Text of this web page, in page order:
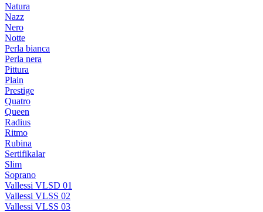
Natura
Nazz
Nero
Notte
Perla bianca
Perla nera
Pittura
Plain
Prestige
Quatro
Queen
Radius
Ritmo
Rubina
Sertifikalar
Slim
Soprano
Vallessi VLSD 01
Vallessi VLSS 02
Vallessi VLSS 03